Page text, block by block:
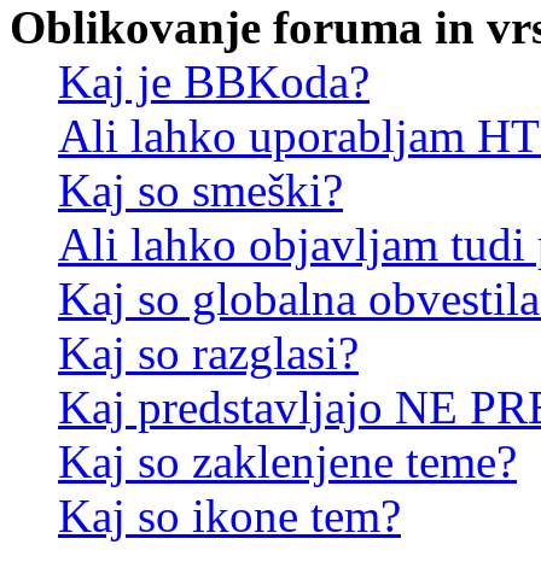
Oblikovanje foruma in
Kaj je BBKoda?
Ali lahko uporabljam
Kaj so smeški?
Ali lahko objavljam tudi
Kaj so globalna
Kaj so razglasi?
Kaj predstavljajo NE
Kaj so zaklenjene teme?
Kaj so ikone tem?